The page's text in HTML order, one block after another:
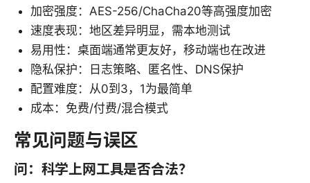
加密强度：AES-256/ChaCha20等高强度加密
速度表现：地区差异明显，需本地测试
易用性：桌面端通常更友好，移动端也在改进
隐私保护：日志策略、匿名性、DNS保护
配置难度：从0到3，1为最简单
成本：免费/付费/混合模式
常见问题与误区
问：科学上网工具是否合法？